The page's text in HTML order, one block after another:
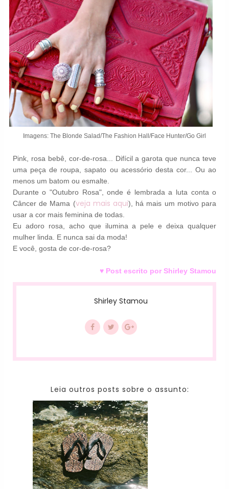
Imagens: The Blonde Salad/The Fashion Hall/Face Hunter/Go Girl
Pink, rosa bebê, cor-de-rosa... Difícil a garota que nunca teve
uma peça de roupa, sapato ou acessório desta cor... Ou ao
menos um batom ou esmalte.
Durante o "Outubro Rosa", onde é lembrada a luta conta o
Câncer de Mama (veja mais aqui), há mais um motivo para
usar a cor mais feminina de todas.
Eu adoro rosa, acho que ilumina a pele e deixa qualquer
mulher linda. E nunca sai da moda!
E você, gosta de cor-de-rosa?
♥ Post escrito por Shirley Stamou
Shirley Stamou
Leia outros posts sobre o assunto: